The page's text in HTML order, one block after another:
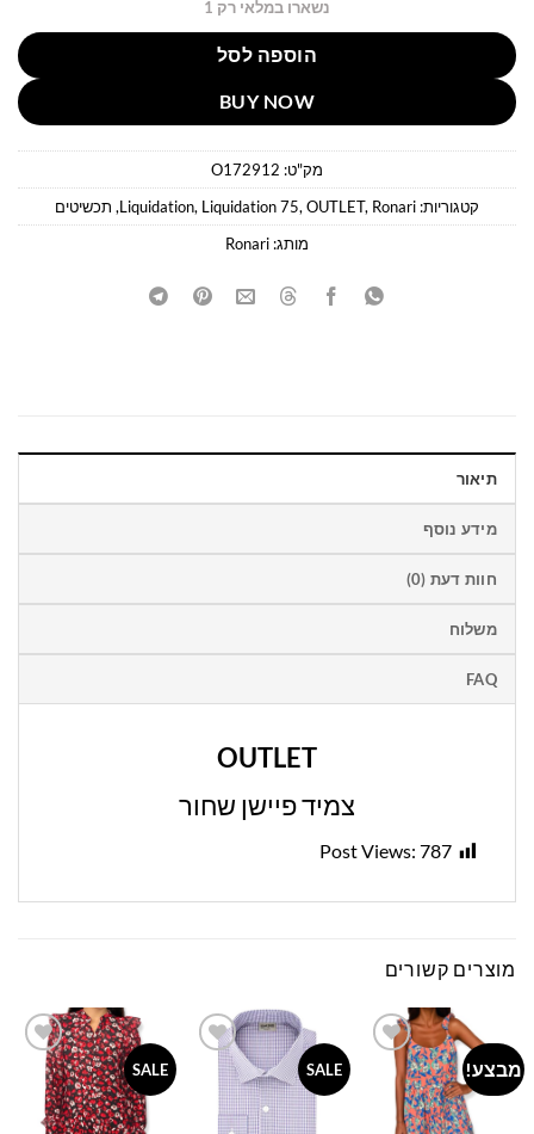
נשארו במלאי רק 1
הוספה לסל
BUY NOW
מק"ט: O172912
קטגוריות:
Liquidation, Liquidation 75, OUTLET, Ronari
, תכשיטים
מותג: Ronari
תיאור
מידע נוסף
חוות דעת (0)
משלוח
FAQ
OUTLET
צמיד פיישן שחור
Post Views: 787
מוצרים קשורים
מבצע!
Add to
wishlist
SALE
Add to
wishlist
SALE
Add to
wishlist